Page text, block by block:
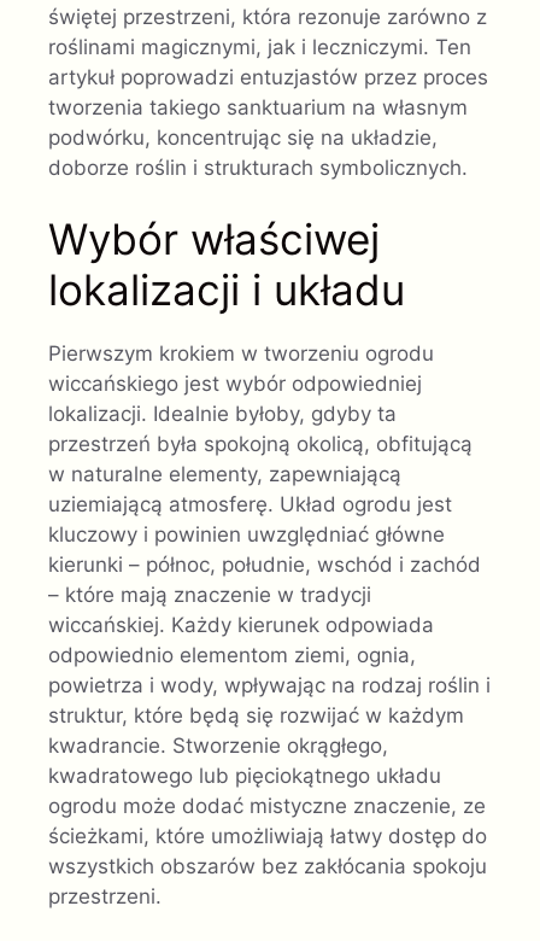
świętej przestrzeni, która rezonuje zarówno z
roślinami magicznymi, jak i leczniczymi. Ten
artykuł poprowadzi entuzjastów przez proces
tworzenia takiego sanktuarium na własnym
podwórku, koncentrując się na układzie,
doborze roślin i strukturach symbolicznych.
Wybór właściwej
lokalizacji i układu
Pierwszym krokiem w tworzeniu ogrodu
wiccańskiego jest wybór odpowiedniej
lokalizacji. Idealnie byłoby, gdyby ta
przestrzeń była spokojną okolicą, obfitującą
w naturalne elementy, zapewniającą
uziemiającą atmosferę. Układ ogrodu jest
kluczowy i powinien uwzględniać główne
kierunki – północ, południe, wschód i zachód
– które mają znaczenie w tradycji
wiccańskiej. Każdy kierunek odpowiada
odpowiednio elementom ziemi, ognia,
powietrza i wody, wpływając na rodzaj roślin i
struktur, które będą się rozwijać w każdym
kwadrancie. Stworzenie okrągłego,
kwadratowego lub pięciokątnego układu
ogrodu może dodać mistyczne znaczenie, ze
ścieżkami, które umożliwiają łatwy dostęp do
wszystkich obszarów bez zakłócania spokoju
przestrzeni.